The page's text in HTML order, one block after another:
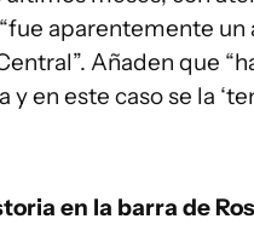
aparentemente
Añaden que
en este caso se la
en la barra de